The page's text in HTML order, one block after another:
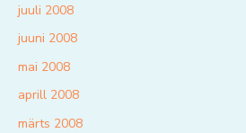
juuli 2008
juuni 2008
mai 2008
aprill 2008
märts 2008